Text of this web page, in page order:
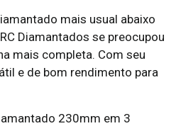
mais usual abaixo
Diamantados se preocupou
mais completa. Com seu
e de bom rendimento para
230mm em 3